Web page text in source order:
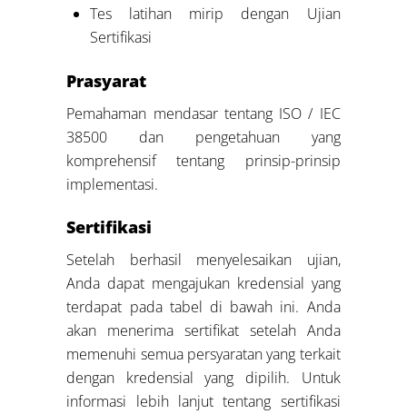
Tes latihan mirip dengan Ujian
Sertifikasi
Prasyarat
Pemahaman mendasar tentang ISO / IEC
38500 dan pengetahuan yang
komprehensif tentang prinsip-prinsip
implementasi.
Sertifikasi
Setelah berhasil menyelesaikan ujian,
Anda dapat mengajukan kredensial yang
terdapat pada tabel di bawah ini. Anda
akan menerima sertifikat setelah Anda
memenuhi semua persyaratan yang terkait
dengan kredensial yang dipilih. Untuk
informasi lebih lanjut tentang sertifikasi